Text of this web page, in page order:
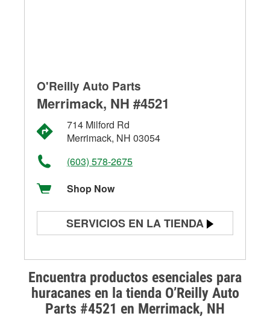
Encuentra productos esenciales para
huracanes en la tienda O’Reilly Auto
Parts #4521 en Merrimack, NH
O'Reilly Auto Parts
Merrimack, NH #4521
714 Milford Rd
Merrimack, NH 03054
(603) 578-2675
Shop Now
SERVICIOS EN LA TIENDA
Prueba de alternadores y
arrancadores
Revisión de la luz "Check Engine"